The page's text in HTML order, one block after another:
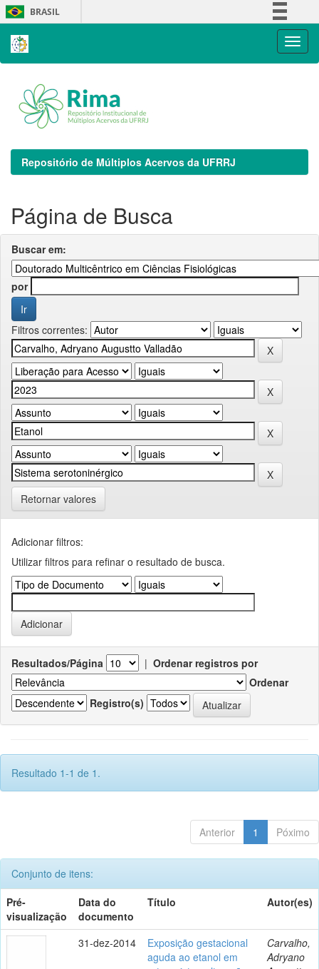
Skip
navigation
BRASIL
Repositório de Múltiplos Acervos da UFRRJ
Página de Busca
Buscar em:
por
Filtros correntes:
Retornar valores
Adicionar filtros:
Utilizar filtros para refinar o resultado de busca.
Resultados/Página | Ordenar registros por
Ordenar
Registro(s)
Resultado 1-1 de 1.
Anterior 1 Póximo
Conjunto de itens:
Pré-
visualização
Data do
documento
Título Autor(es)
31-dez-2014
Exposição gestacional
aguda ao etanol em
Carvalho,
Adryano